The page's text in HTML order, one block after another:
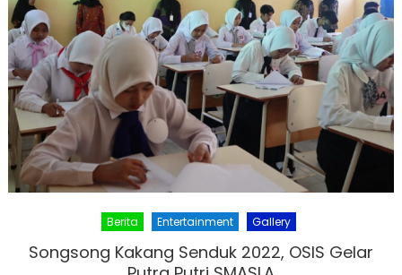
Berita Entertainment Gallery
Songsong Kakang Senduk 2022, OSIS Gelar